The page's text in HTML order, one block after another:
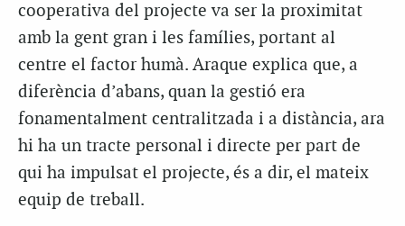
cooperativa del projecte va ser la proximitat
amb la gent gran i les famílies, portant al
centre el factor humà. Araque explica que, a
diferència d’abans, quan la gestió era
fonamentalment centralitzada i a distància, ara
hi ha un tracte personal i directe per part de
qui ha impulsat el projecte, és a dir, el mateix
equip de treball.